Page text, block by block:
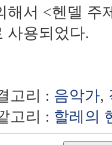
해서 <헨델 주
사용되었다.
고리 : 음악가,
고리 : 할레의